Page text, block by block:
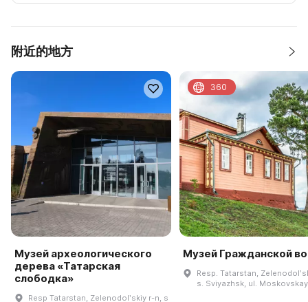
附近的地方
Музей археологического
дерева «Татарская
слободка»
Resp Tatarstan, Zelenodolʹskiy r-n, s
Музей Гражданской
Resp. Tatarstan,
s. Sviyazhsk, ul.
360